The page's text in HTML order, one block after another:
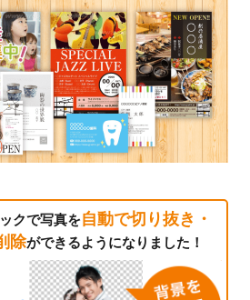
クで写真を自動で切り抜き・
除ができるようになりました！